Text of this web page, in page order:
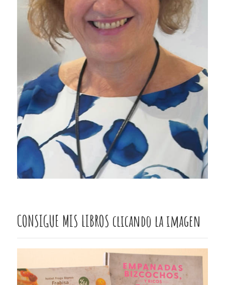
CONSIGUE MIS LIBROS clicando la imagen